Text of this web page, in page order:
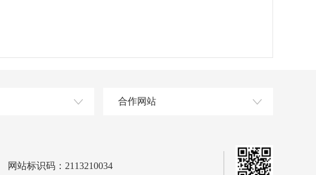
合作网站
网站标识码：2113210034